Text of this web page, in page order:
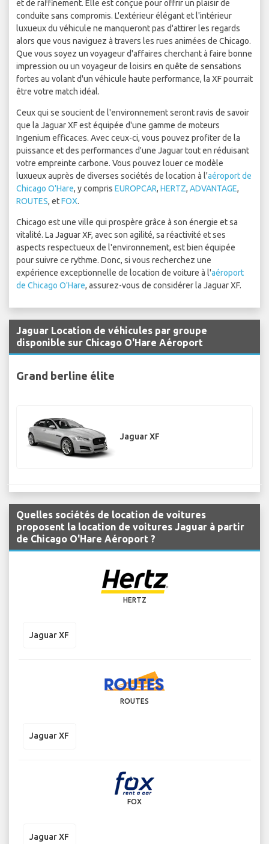
et de raffinement. Elle est conçue pour offrir un plaisir de
conduite sans compromis. L'extérieur élégant et l'intérieur
luxueux du véhicule ne manqueront pas d'attirer les regards
alors que vous naviguez à travers les rues animées de Chicago.
Que vous soyez un voyageur d'affaires cherchant à faire bonne
impression ou un voyageur de loisirs en quête de sensations
fortes au volant d'un véhicule haute performance, la XF pourrait
être votre match idéal.
Ceux qui se soucient de l'environnement seront ravis de savoir
que la Jaguar XF est équipée d'une gamme de moteurs
Ingenium efficaces. Avec ceux-ci, vous pouvez profiter de la
puissance et des performances d'une Jaguar tout en réduisant
votre empreinte carbone. Vous pouvez louer ce modèle
luxueux auprès de diverses sociétés de location à l'aéroport de
Chicago O'Hare, y compris EUROPCAR, HERTZ, ADVANTAGE,
ROUTES, etFOX.
Chicago est une ville qui prospère grâce à son énergie et sa
vitalité. La Jaguar XF, avec son agilité, sa réactivité et ses
aspects respectueux de l'environnement, est bien équipée
pour suivre ce rythme. Donc, si vous recherchez une
expérience exceptionnelle de location de voiture à l'aéroport
de Chicago O'Hare, assurez-vous de considérer la Jaguar XF.
Jaguar Location de véhicules par groupe
disponible sur Chicago O'Hare Aéroport
Grand berline élite
Jaguar XF
Quelles sociétés de location de voitures
proposent la location de voitures Jaguar à partir
de Chicago O'Hare Aéroport ?
HERTZ
Jaguar XF
ROUTES
Jaguar XF
FOX
Jaguar XF